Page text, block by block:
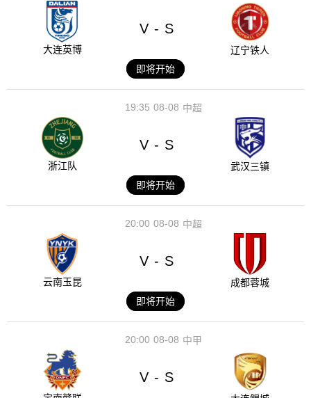
大连英博
V - S
辽宁铁人
即将开始
08-08
19:35 中超
浙江队
V - S
武汉三镇
即将开始
08-08
20:00 中超
云南玉昆
V - S
成都蓉城
即将开始
08-08
20:00 中甲
V - S